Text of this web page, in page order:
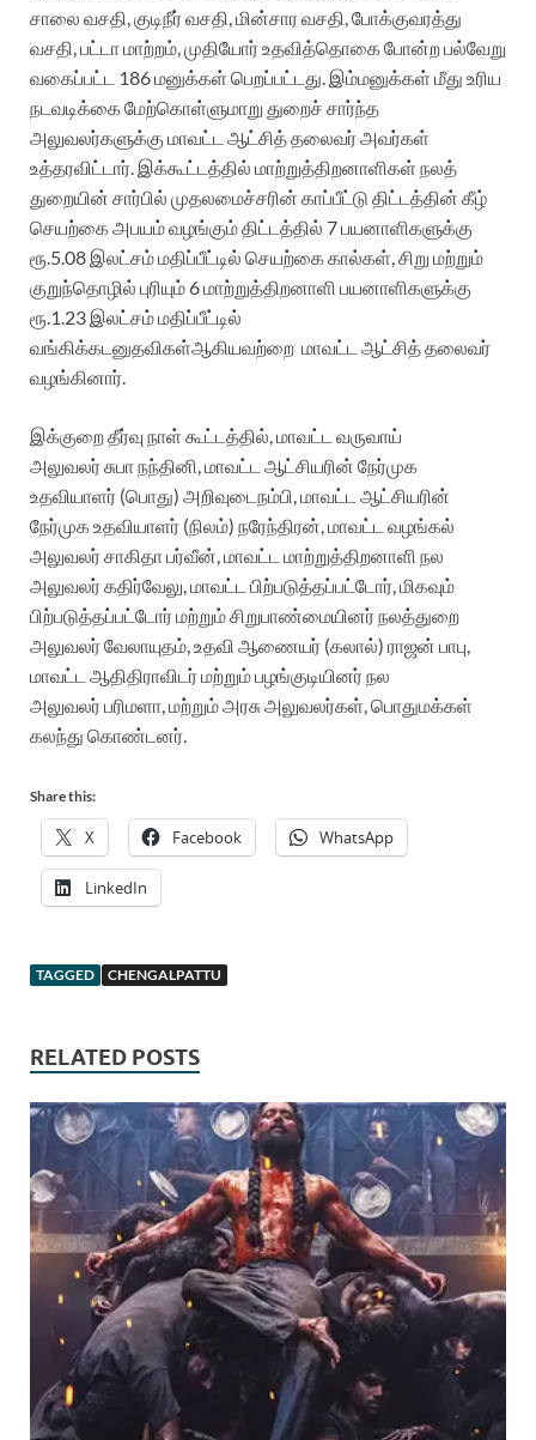
சாலை வசதி, குடிநீர் வசதி, மின்சார வசதி, போக்குவரத்து
வசதி, பட்டா மாற்றம், முதியோர் உதவித்தொகை போன்ற பல்வேறு
வகைப்பட்ட 186 மனுக்கள் பெறப்பட்டது. இம்மனுக்கள் மீது உரிய
நடவடிக்கை மேற்கொள்ளுமாறு துறைச் சார்ந்த
அலுவலர்களுக்கு மாவட்ட ஆட்சித் தலைவர் அவர்கள்
உத்தரவிட்டார். இக்கூட்டத்தில் மாற்றுத்திறனாளிகள் நலத்
துறையின் சார்பில் முதலமைச்சரின் காப்பீட்டு திட்டத்தின் கீழ்
செயற்கை அபயம் வழங்கும் திட்டத்தில் 7 பயனாளிகளுக்கு
ரூ.5.08 இலட்சம் மதிப்பீட்டில் செயற்கை கால்கள், சிறு மற்றும்
குறுந்தொழில் புரியும் 6 மாற்றுத்திறனாளி பயனாளிகளுக்கு
ரூ.1.23 இலட்சம் மதிப்பீட்டில்
வங்கிக்கடனுதவிகள்ஆகியவற்றை மாவட்ட ஆட்சித் தலைவர்
வழங்கினார்.
இக்குறை தீர்வு நாள் கூட்டத்தில், மாவட்ட வருவாய்
அலுவலர்சுபா நந்தினி, மாவட்ட ஆட்சியரின் நேர்முக
உதவியாளர் (பொது) அறிவுடைநம்பி, மாவட்ட ஆட்சியரின்
நேர்முக உதவியாளர் (நிலம்) நரேந்திரன், மாவட்ட வழங்கல்
அலுவலர்சாகிதா பர்வீன், மாவட்ட மாற்றுத்திறனாளி நல
அலுவலர்கதிர்வேலு, மாவட்ட பிற்படுத்தப்பட்டோர், மிகவும்
பிற்படுத்தப்பட்டோர் மற்றும் சிறுபாண்மையினர் நலத்துறை
அலுவலர்வேலாயுதம், உதவி ஆணையர் (கலால்) ராஜன் பாபு,
மாவட்ட ஆதிதிராவிடர் மற்றும் பழங்குடியினர் நல
அலுவலர்பரிமளா, மற்றும் அரசு அலுவலர்கள், பொதுமக்கள்
கலந்து கொண்டனர்.
Share this:
X Facebook WhatsApp
LinkedIn
TAGGED CHENGALPATTU
RELATED POSTS